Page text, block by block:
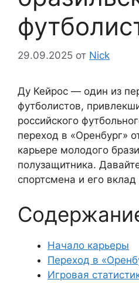
29.09.2025 от Nick
Ду Кейрос — один из
футболистов,
российского
переход в «Оренбург»
карьере молодого
полузащитника.
спортсмена и его вклад
Начало карьеры
Переход в
Игровая